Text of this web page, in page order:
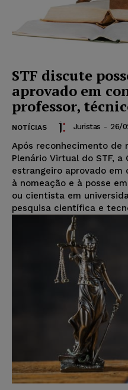
STF discute
aprovado em
professor,
NOTÍCIAS Juristas - 26/
Após reconhecimento de
Plenário Virtual do STF,
estrangeiro aprovado
à nomeação e à posse
ou cientista em
pesquisa científica e